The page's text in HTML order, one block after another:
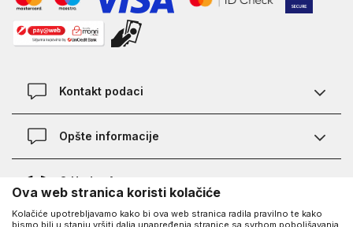
Kontakt podaci
Kontakt
Opšte informacije
Provjera statusa porudžbine
Najčešća pitanja
O Under Armour-u
O nama - priča o UA
Ova web stranica koristi kolačiće
Kolačiće upotrebljavamo kako bi ova web stranica radila pravilno te kako
bismo bili u stanju vršiti dalja unapređenja stranice sa svrhom poboljšavanja